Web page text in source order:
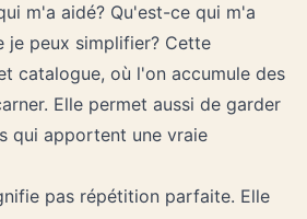
m'a aidé? Qu'est-ce qui m'a
je peux simplifier? Cette
catalogue, où l'on accumule des
Elle permet aussi de garder
qui apportent une vraie
pas répétition parfaite. Elle